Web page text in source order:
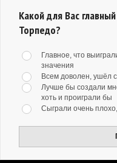
Какой для Вас
Торпедо?
Главное, что
значения
Всем доволен, ушёл
Лучше бы создали
хоть и проиграли бы
Сыграли очень